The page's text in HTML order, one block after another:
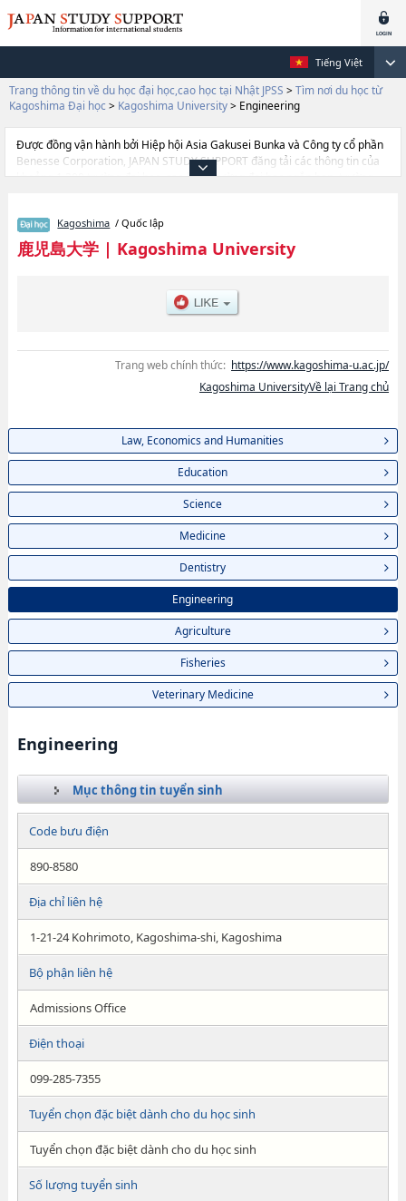
Tiếng Việt
Trang thông tin về du học đại học,cao học tại Nhật JPSS > Tìm nơi du học từ
Kagoshima Đại học > Kagoshima University> Engineering
Được đồng vận hành bởi Hiệp hội Asia Gakusei Bunka và Công ty cổ phần
Benesse Corporation, JAPAN STUDY SUPPORT đăng tải các thông tin của
khoảng 1.300 trường đại học, cao học, trường đại học ngắn hạn, trường
cần thiết dành cho du học sinh, như là về các Ngành Law, Economics and
HumanitieshoặcNgành EducationhoặcNgành SciencehoặcNgành
MedicinehoặcNgành DentistryhoặcNgành EngineeringhoặcNgành
tin về từng ngành học, thông tin liên quan đến thi tuyển như số lượng
tuyển sinh, số lượng trúng tuyển, cở sở trang thiết bị, hướng dẫn địa điểm
Kagoshima / Quốc lập
鹿児島大学| Kagoshima University
Trang web chính thức: https://www.kagoshima-u.ac.jp/
Kagoshima UniversityVề lại Trang chủ
Law, Economics and Humanities
Education
Science
Medicine
Dentistry
Engineering
Agriculture
Fisheries
Veterinary Medicine
Engineering
Mục thông tin tuyển sinh
Code bưu điện
890-8580
Địa chỉ liên hệ
1-21-24 Kohrimoto, Kagoshima-shi, Kagoshima
Bộ phận liên hệ
Admissions Office
Điện thoại
099-285-7355
Tuyển chọn đặc biệt dành cho du học sinh
Tuyển chọn đặc biệt dành cho du học sinh
Số lượng tuyển sinh